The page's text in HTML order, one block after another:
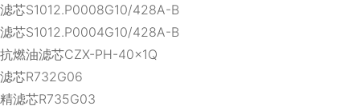
滤芯S1012.P0008G10/428A-B
滤芯S1012.P0004G10/428A-B
抗燃油滤芯CZX-PH-40x1Q
滤芯R732G06
精滤芯R735G03